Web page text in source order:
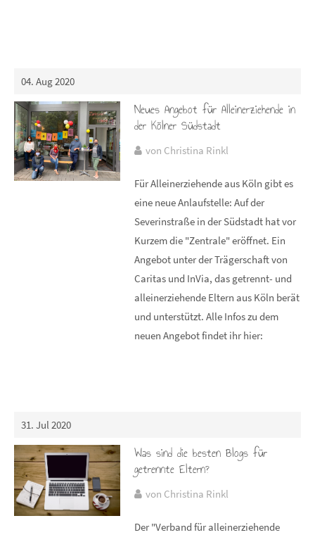
04. Aug 2020
Neues Angebot für Alleinerziehende in
der Kölner Südstadt
von Christina Rinkl
Für Alleinerziehende aus Köln gibt es
eine neue Anlaufstelle: Auf der
Severinstraße in der Südstadt hat vor
Kurzem die "Zentrale" eröffnet. Ein
Angebot unter der Trägerschaft von
Caritas und InVia, das getrennt- und
alleinerziehende Eltern aus Köln berät
und unterstützt. Alle Infos zu dem
neuen Angebot findet ihr hier:
31. Jul 2020
Was sind die besten Blogs für
getrennte Eltern?
von Christina Rinkl
Der "Verband für alleinerziehende